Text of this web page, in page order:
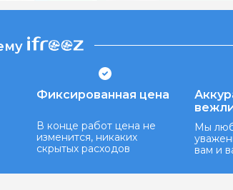
Фиксированная цена
В конце работ цена не
изменится, никаких
скрытых расходов
Мы
вам и